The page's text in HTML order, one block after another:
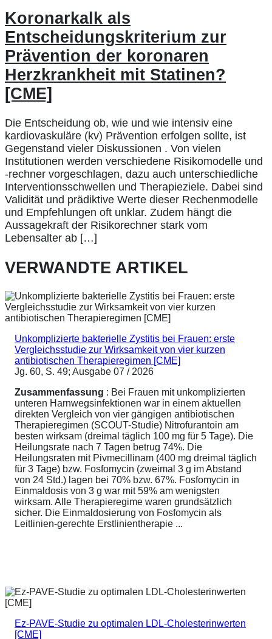
Koronarkalk als
Entscheidungskriterium zur
Prävention der koronaren
Herzkrankheit mit Statinen?
[CME]
Die Entscheidung ob, wie und wie intensiv eine
kardiovaskuläre (kv) Prävention erfolgen sollte, ist
Gegenstand vieler Diskussionen . Von vielen
Institutionen werden verschiedene Risikomodelle und
-rechner vorgeschlagen, dazu auch unterschiedliche
Interventionsschwellen und Therapieziele. Dabei sind
Validität und prädiktive Werte dieser Rechenmodelle
und Empfehlungen oft unklar. Zudem hängt die
Aussagekraft der Risikorechner stark vom
Lebensalter ab […]
VERWANDTE ARTIKEL
Unkomplizierte bakterielle Zystitis bei Frauen: erste
Vergleichsstudie zur Wirksamkeit von vier kurzen
antibiotischen Therapieregimen [CME]
Jg. 60, S. 49; Ausgabe 07 / 2026
Zusammenfassung : Bei Frauen mit unkomplizierten
unteren Harnwegsinfektionen war in einem aktuellen
direkten Vergleich von vier gängigen antibiotischen
Therapieregimen (SCOUT-Studie) Nitrofurantoin am
besten wirksam (dreimal täglich 100 mg für 5 Tage). Die
Heilungsrate nach 7 Tagen betrug 74%. Die
Heilungsraten mit Pivmecillinam (400 mg dreimal täglich
für 3 Tage) bzw. Fosfomycin (zweimal 3 g im Abstand
von 24 Std.) lagen bei 70% bzw. 67%. Fosfomycin in
Einmaldosis von 3 g war mit 59% am wenigsten
wirksam. Alle Therapieregime waren grundsätzlich
sicher. Die Einmaldosierung von Fosfomycin als
Leitlinien-gerechte Erstlinientherapie ...
Ez-PAVE-Studie zu optimalen LDL-Cholesterinwerten
[CME]